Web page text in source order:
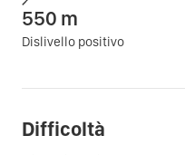
550 m
Dislivello positivo
Difficoltà